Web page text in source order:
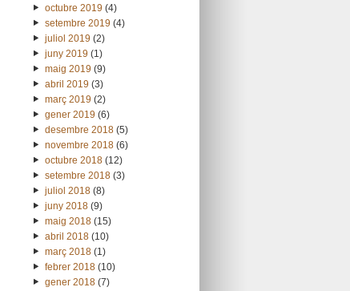
octubre 2019 (4)
setembre 2019 (4)
juliol 2019 (2)
juny 2019 (1)
maig 2019 (9)
abril 2019 (3)
març 2019 (2)
gener 2019 (6)
desembre 2018(5)
novembre 2018(6)
octubre 2018(12)
setembre 2018(3)
juliol 2018(8)
juny 2018(9)
maig 2018(15)
abril 2018(10)
març 2018(1)
febrer 2018(10)
gener 2018(7)